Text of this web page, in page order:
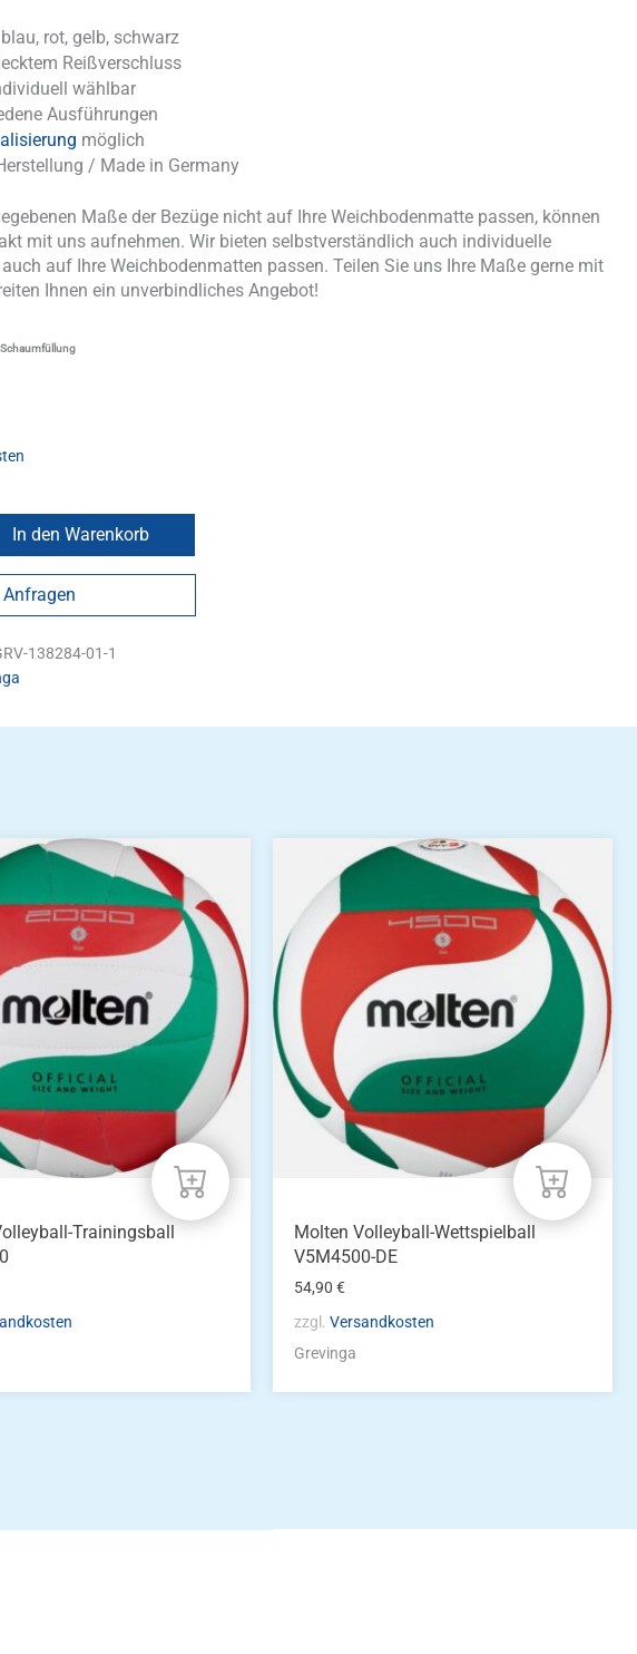
rot, gelb, schwarz
Reißverschluss
wählbar
Ausführungen
möglich
/ Made in Germany
Maße der Bezüge nicht auf Ihre Weichbodenmatte passen, können
mit uns aufnehmen. Wir bieten selbstverständlich auch individuelle
auf Ihre Weichbodenmatten passen. Teilen Sie uns Ihre Maße gerne mit
Ihnen ein unverbindliches Angebot!
In den Warenkorb
Anfragen
138284-01-1
Trainingsball
Molten Volleyball-Wettspielball
V5M4500-DE
54,90€
zzgl.Versandkosten
Grevinga